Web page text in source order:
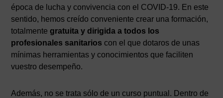
época de lucha y convivencia con el COVID-19. En este
sentido, hemos creído conveniente crear una formación,
totalmentegratuita y dirigida a todos los
profesionales sanitarios con el que dotaros de unas
mínimas herramientas y conocimientos que faciliten
vuestro desempeño.
Además, no se trata sólo de un curso puntual. Dentro de